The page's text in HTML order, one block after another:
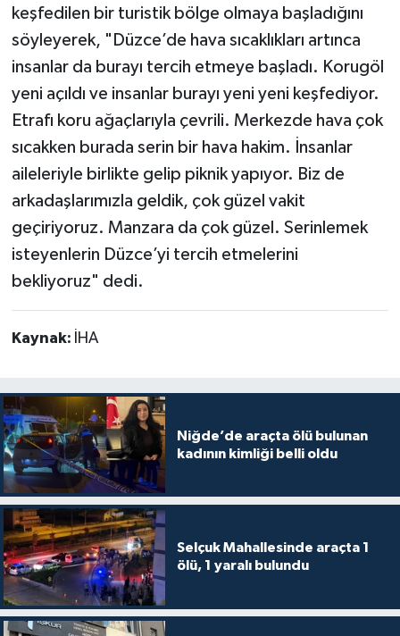
keşfedilen bir turistik bölge olmaya başladığını
söyleyerek, "Düzce’de hava sıcaklıkları artınca
insanlar da burayı tercih etmeye başladı. Korugöl
yeni açıldı ve insanlar burayı yeni yeni keşfediyor.
Etrafı koru ağaçlarıyla çevrili. Merkezde hava çok
sıcakken burada serin bir hava hakim. İnsanlar
aileleriyle birlikte gelip piknik yapıyor. Biz de
arkadaşlarımızla geldik, çok güzel vakit
geçiriyoruz. Manzara da çok güzel. Serinlemek
isteyenlerin Düzce’yi tercih etmelerini
bekliyoruz" dedi.
Kaynak: İHA
Niğde’de araçta ölü bulunan
kadının kimliği belli oldu
Selçuk Mahallesinde araçta 1
ölü, 1 yaralı bulundu